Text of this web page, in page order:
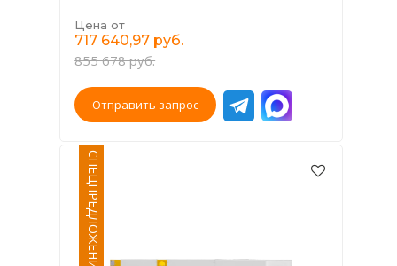
Цена от
717 640,97 руб.
855 678 руб.
Отправить запрос
СПЕЦПРЕДЛОЖЕНИЕ